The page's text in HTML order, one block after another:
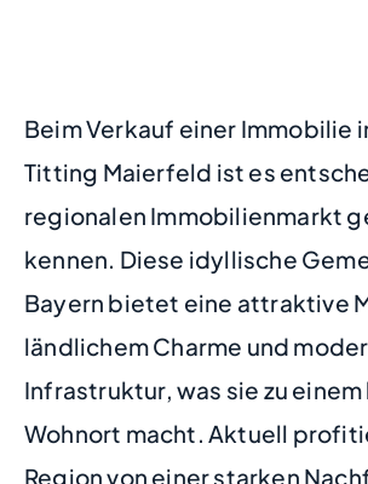
Beim Verkauf einer Immobilie
Titting Maierfeld ist es
regionalen Immobilienmarkt
kennen. Diese idyllische
Bayern bietet eine attraktive
ländlichem Charme und
Infrastruktur, was sie zu
Wohnort macht. Aktuell
Region von einer starken